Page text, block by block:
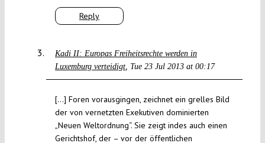
Reply
Kadi II: Europas Freiheitsrechte werden in
Luxemburg verteidigt
Tue 23 Jul 2013 at 00:17
[…] Foren vorausgingen, zeichnet ein grelles Bild
der von vernetzten Exekutiven dominierten
„Neuen Weltordnung“. Sie zeigt indes auch einen
Gerichtshof, der – vor der öffentlichen